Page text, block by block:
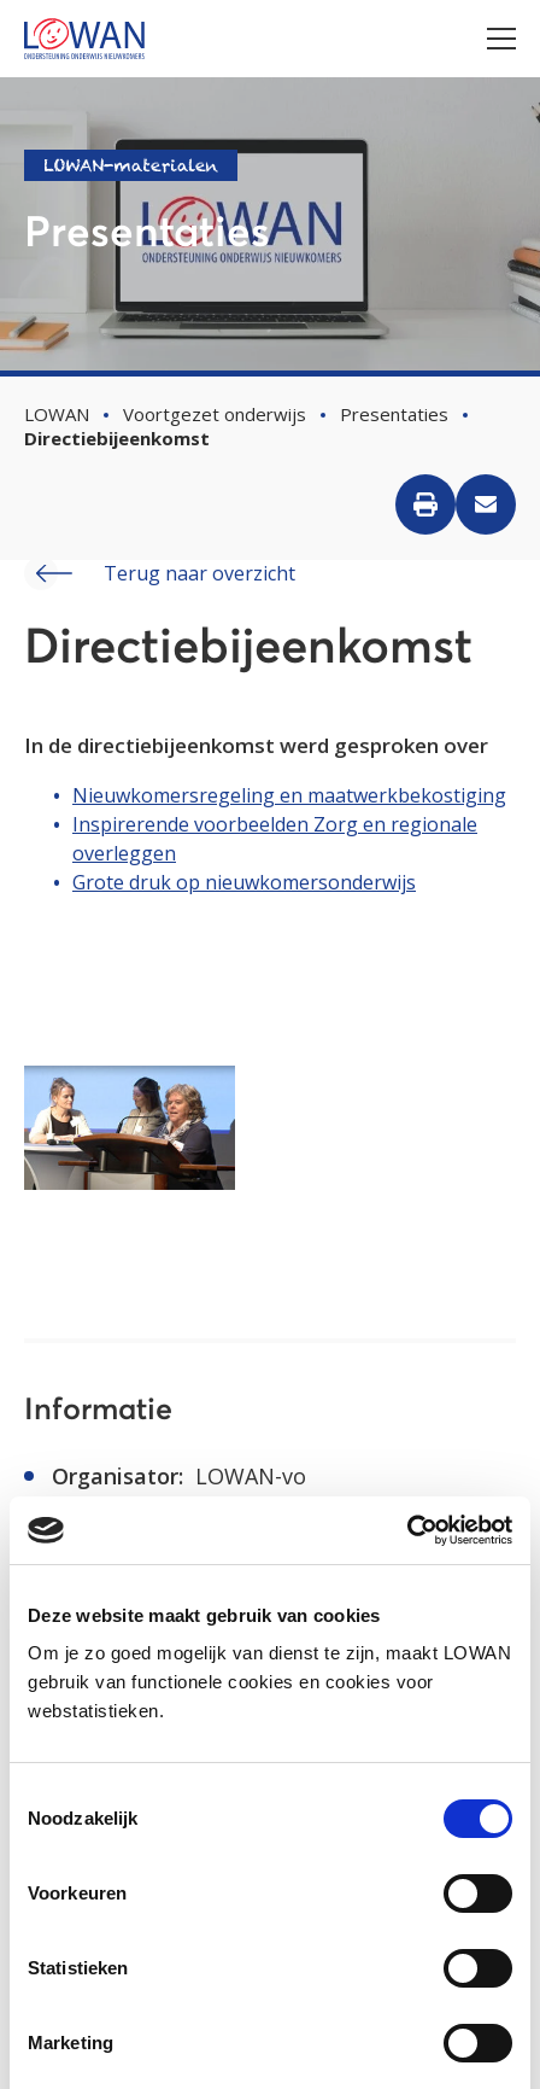
Deze website maakt gebruik van cookies
Om je zo goed mogelijk van dienst te zijn, maakt LOWAN
gebruik van functionele cookies en cookies voor
webstatistieken.
Noodzakelijk
Voorkeuren
Statistieken
Marketing
LOWAN-materialen
Presentaties
LOWAN Voortgezet onderwijs
Presentaties
Directiebijeenkomst
Terug naar overzicht
Directiebijeenkomst
In de directiebijeenkomst werd gesproken over
Nieuwkomersregeling en maatwerkbekostiging
Inspirerende voorbeelden Zorg en regionale
overleggen
Grote druk op nieuwkomersonderwijs
Informatie
Organisator: LOWAN-vo
Jaar van uitgave:
Bekijk opname
STER lezen en schrijven